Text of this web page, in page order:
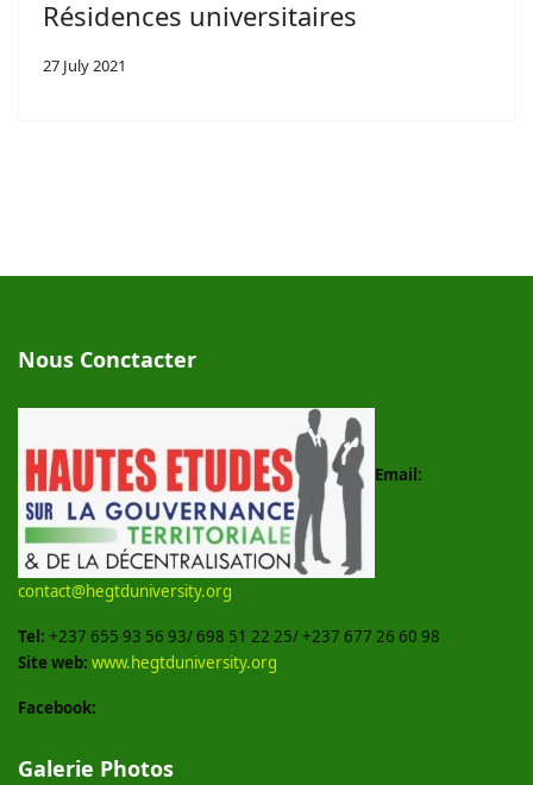
Résidences universitaires
27 July 2021
Nous Conctacter
Email:
contact@hegtduniversity.org
Tel: +237 655 93 56 93/ 698 51 22 25/ +237 677 26 60 98
Site web: www.hegtduniversity.org
Facebook:
Galerie Photos